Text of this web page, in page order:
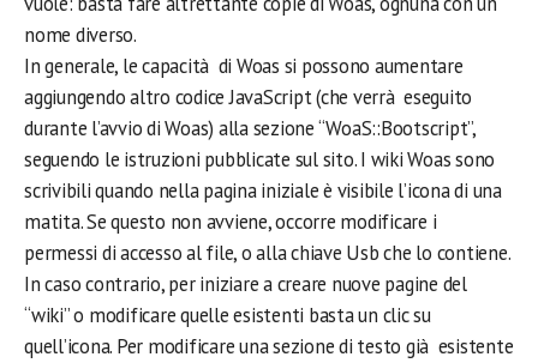
nome diverso.
In generale, le capacità di Woas si possono aumentare
aggiungendo altro codice JavaScript (che verrà eseguito
durante l’avvio di Woas) alla sezione “WoaS::Bootscript”,
seguendo le istruzioni pubblicate sul sito. I wiki Woas sono
scrivibili quando nella pagina iniziale è visibile l’icona di una
matita. Se questo non avviene, occorre modificare i
permessi di accesso al file, o alla chiave Usb che lo contiene.
In caso contrario, per iniziare a creare nuove pagine del
“wiki” o modificare quelle esistenti basta un clic su
quell’icona. Per modificare una sezione di testo già esistente